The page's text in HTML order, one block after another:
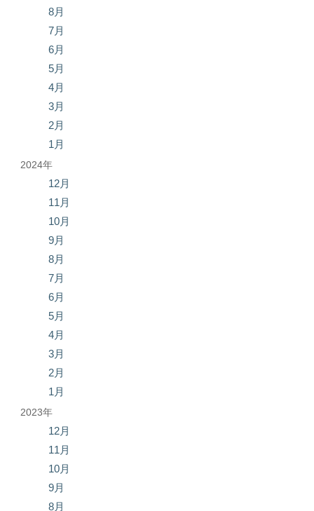
8月
7月
6月
5月
4月
3月
2月
1月
2024年
12月
11月
10月
9月
8月
7月
6月
5月
4月
3月
2月
1月
2023年
12月
11月
10月
9月
8月